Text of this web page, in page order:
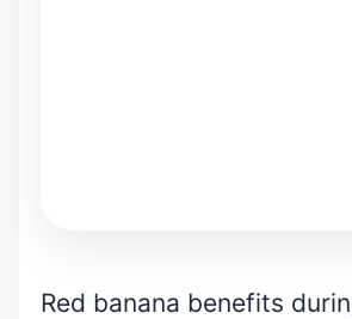
Red banana benefits